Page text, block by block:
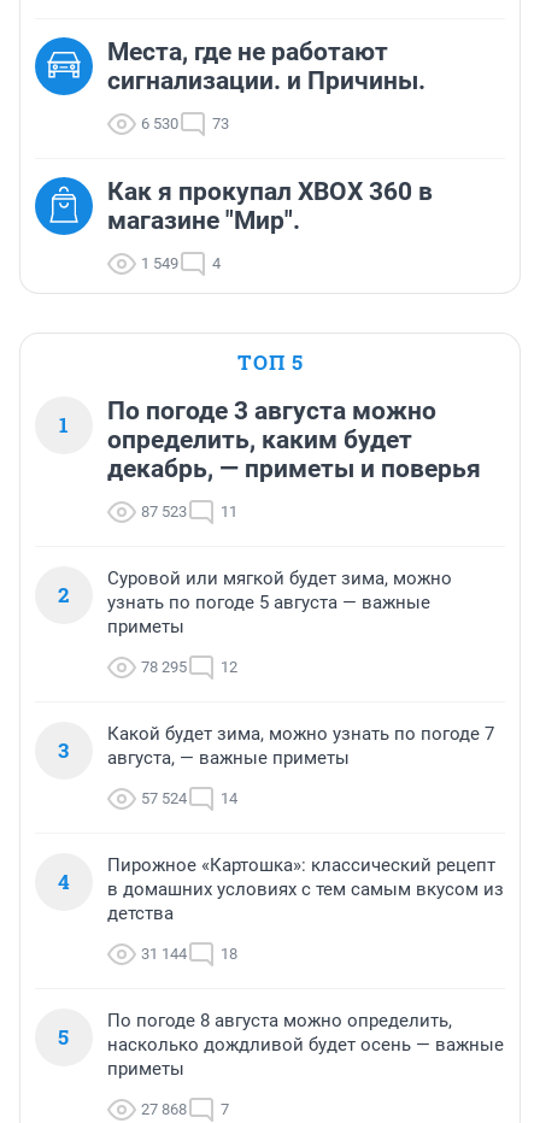
Места, где не работают
сигнализации. и Причины.
6 530 73
Как я прокупал XBOX 360 в
магазине "Мир".
1 549 4
ТОП 5
1
По погоде 3 августа можно
определить, каким будет
декабрь, — приметы и поверья
87 523 11
2
Суровой или мягкой будет зима, можно
узнать по погоде 5 августа — важные
приметы
78 295 12
3
Какой будет зима, можно узнать по погоде 7
августа, — важные приметы
57 524 14
4
Пирожное «Картошка»: классический рецепт
в домашних условиях с тем самым вкусом из
детства
31 144 18
5
По погоде 8 августа можно определить,
насколько дождливой будет осень — важные
приметы
27 868 7